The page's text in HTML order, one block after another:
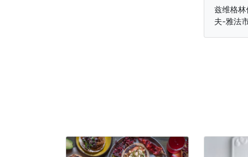
兹维格
夫-雅法